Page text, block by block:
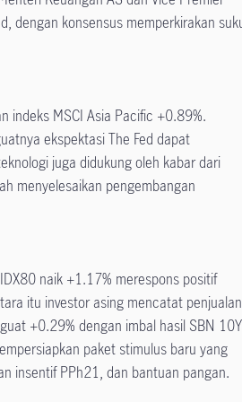
dengan konsensus memperkirakan
indeks MSCI Asia Pacific +0.89%.
ekspektasi The Fed dapat
juga didukung oleh kabar dari
menyelesaikan pengembangan
naik +1.17% merespons positif
itu investor asing mencatat penjualan
+0.29% dengan imbal hasil SBN 10Y
paket stimulus baru yang
insentif PPh21, dan bantuan pangan.